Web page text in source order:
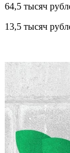
64,5 тысяч
13,5 тысяч